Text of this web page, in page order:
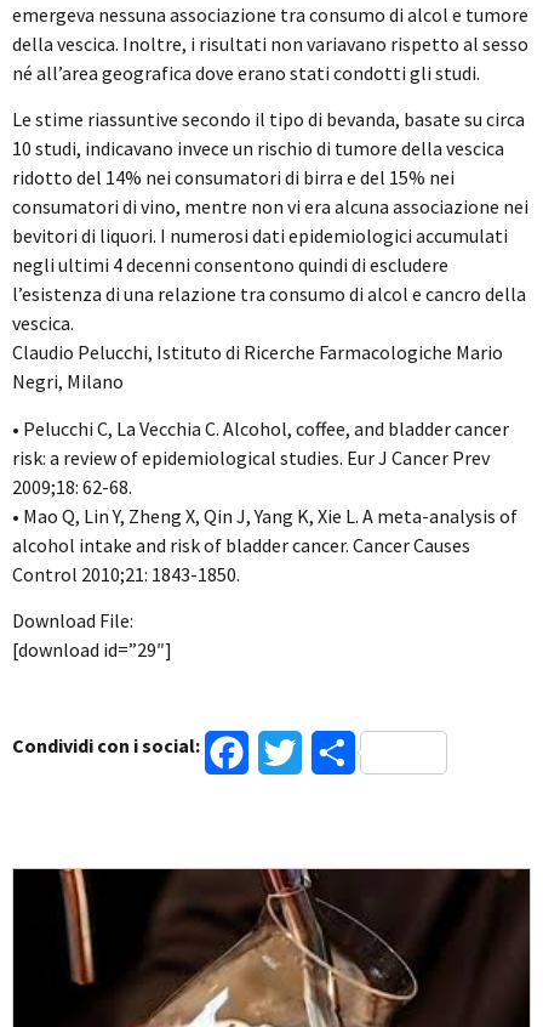
emergeva nessuna associazione tra consumo di alcol e tumore
della vescica. Inoltre, i risultati non variavano rispetto al sesso
né all’area geografica dove erano stati condotti gli studi.
Le stime riassuntive secondo il tipo di bevanda, basate su circa
10 studi, indicavano invece un rischio di tumore della vescica
ridotto del 14% nei consumatori di birra e del 15% nei
consumatori di vino, mentre non vi era alcuna associazione nei
bevitori di liquori. I numerosi dati epidemiologici accumulati
negli ultimi 4 decenni consentono quindi di escludere
l’esistenza di una relazione tra consumo di alcol e cancro della
vescica.
Claudio Pelucchi, Istituto di Ricerche Farmacologiche Mario
Negri, Milano
• Pelucchi C, La Vecchia C. Alcohol, coffee, and bladder cancer
risk: a review of epidemiological studies. Eur J Cancer Prev
2009;18: 62-68.
• Mao Q, Lin Y, Zheng X, Qin J, Yang K, Xie L. A meta-analysis of
alcohol intake and risk of bladder cancer. Cancer Causes
Control 2010;21: 1843-1850.
Download File:
[download id=”29″]
Condividi con i social: FacebookTwitterCondividi